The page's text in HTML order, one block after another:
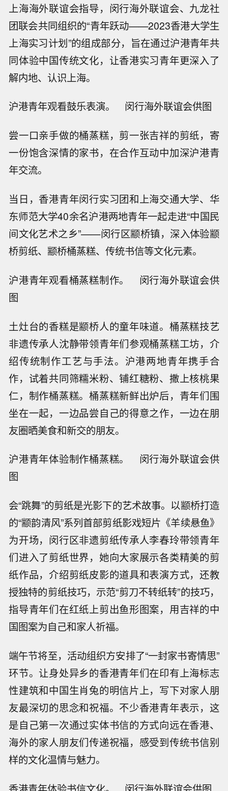
上海海外联谊会指导，闵行海外联谊会、九龙社
团联会共同组织的“青年跃动——2023香港大学生
上海实习计划”的组成部分，旨在通过沪港青年共
同体验中国传统文化，让香港实习青年更深入了
解内地、认识上海。
沪港青年观看鼓乐表演。 闵行海外联谊会供图
尝一口亲手做的桶蒸糕，剪一张吉祥的剪纸，寄
一份饱含深情的家书，在合作互动中加深沪港青
年交流。
当日，香港青年闵行实习团和上海交通大学、华
东师范大学40余名沪港两地青年一起走进“中国民
间文化艺术之乡”——闵行区颛桥镇，深入体验颛
桥剪纸、颛桥桶蒸糕、传统书信等文化元素。
沪港青年观看桶蒸糕制作。 闵行海外联谊会供
图
土灶台的香糕是颛桥人的童年味道。桶蒸糕技艺
非遗传承人沈静带领青年们参观桶蒸糕工坊，介
绍传统制作工艺与手法。沪港两地青年携手合
作，试着共同筛糯米粉、铺红糖粉、撒上核桃果
仁，制作桶蒸糕。桶蒸糕新鲜出炉后，青年们围
坐在一起，一边品尝自己的得意之作，一边在朋
友圈晒美食和新交的朋友。
沪港青年体验制作桶蒸糕。 闵行海外联谊会供
图
会“跳舞”的剪纸是光影下的艺术故事。以颛桥打造
的“颛韵清风”系列首部剪纸影戏短片《羊续悬鱼》
为开场，闵行区非遗剪纸传承人李春玲带领青年
们进入了剪纸世界，她向大家展示各类精美的剪
纸作品，介绍剪纸皮影的道具和表演方式，还教
授独特的剪纸技巧，示范“剪刀不转纸转”的技巧，
指导青年们在红纸上剪出鱼形图案，用吉祥的中
国图案为自己和家人祈福。
端午节将至，活动组织方安排了“一封家书寄情思”
环节。让身处异乡的香港青年们在印有上海标志
性建筑和中国生肖兔的明信片上，写下对家人朋
友最深切的思念和祝福。不少香港青年表示，这
是自己第一次通过实体书信的方式向远在香港、
海外的家人朋友们传递祝福，感受到传统书信别
样的文化温情与魅力。